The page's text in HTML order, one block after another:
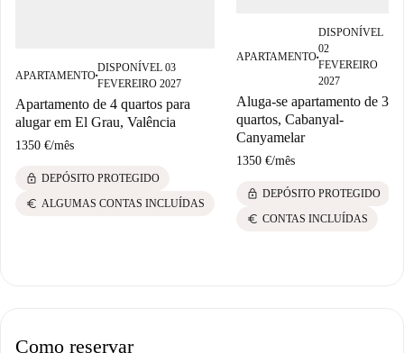
APARTAMENTO■
DISPONÍVEL 03
FEVEREIRO 2027
Apartamento de 4 quartos para
alugar em El Grau, Valência
1350 €/mês
lock DEPÓSITO PROTEGIDO
euro ALGUMAS CONTAS INCLUÍDAS
APARTAMENTO■
DISPONÍVEL
02
FEVEREIRO
2027
Aluga-se apartamento de 3
quartos, Cabanyal-
Canyamelar
1350 €/mês
lock DEPÓSITO PROTEGIDO
euro CONTAS INCLUÍDAS
Como reservar